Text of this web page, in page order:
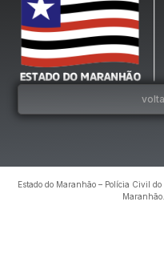
Estado do Maranhão – Polícia Civil